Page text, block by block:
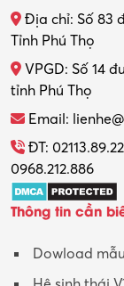
Thợ máy – Ô
Thực tập
Tổ chức sự
Trợ lý
Tư vấn
Tư vấn –
Địa chỉ: Số 83
Tỉnh Phú Thọ
VPGD: Số 14
tỉnh Phú Thọ
Email:
ĐT:
0968.212.886
Thông tin cần
Dowload